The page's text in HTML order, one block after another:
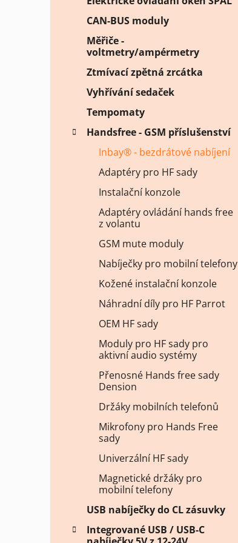
CAN-BUS moduly
Měřiče -
voltmetry/ampérmetry
Ztmívací zpětná zrcátka
Vyhřívání sedaček
Tempomaty
Handsfree - GSM příslušenství
Inbay® - bezdrátové nabíjení
Adaptéry pro HF sady
Instalační konzole
Adaptéry ovládání hands free
z volantu
GSM mute moduly
Nabíječky pro mobilní telefony
Kožené instalační konzole
Náhradní díly pro HF Parrot
OEM HF sady
Moduly pro HF sady pro
aktivní audio systémy
Přenosné Hands free sady
Dension
Držáky mobilních telefonů
Mikrofony pro Hands Free
sady
Univerzální HF sady
Magnetické držáky pro
mobilní telefony
USB nabíječky do CL zásuvky
Integrované USB / USB-C